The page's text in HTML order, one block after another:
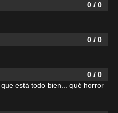
0 / 0
0 / 0
0 / 0
está todo bien... qué horror